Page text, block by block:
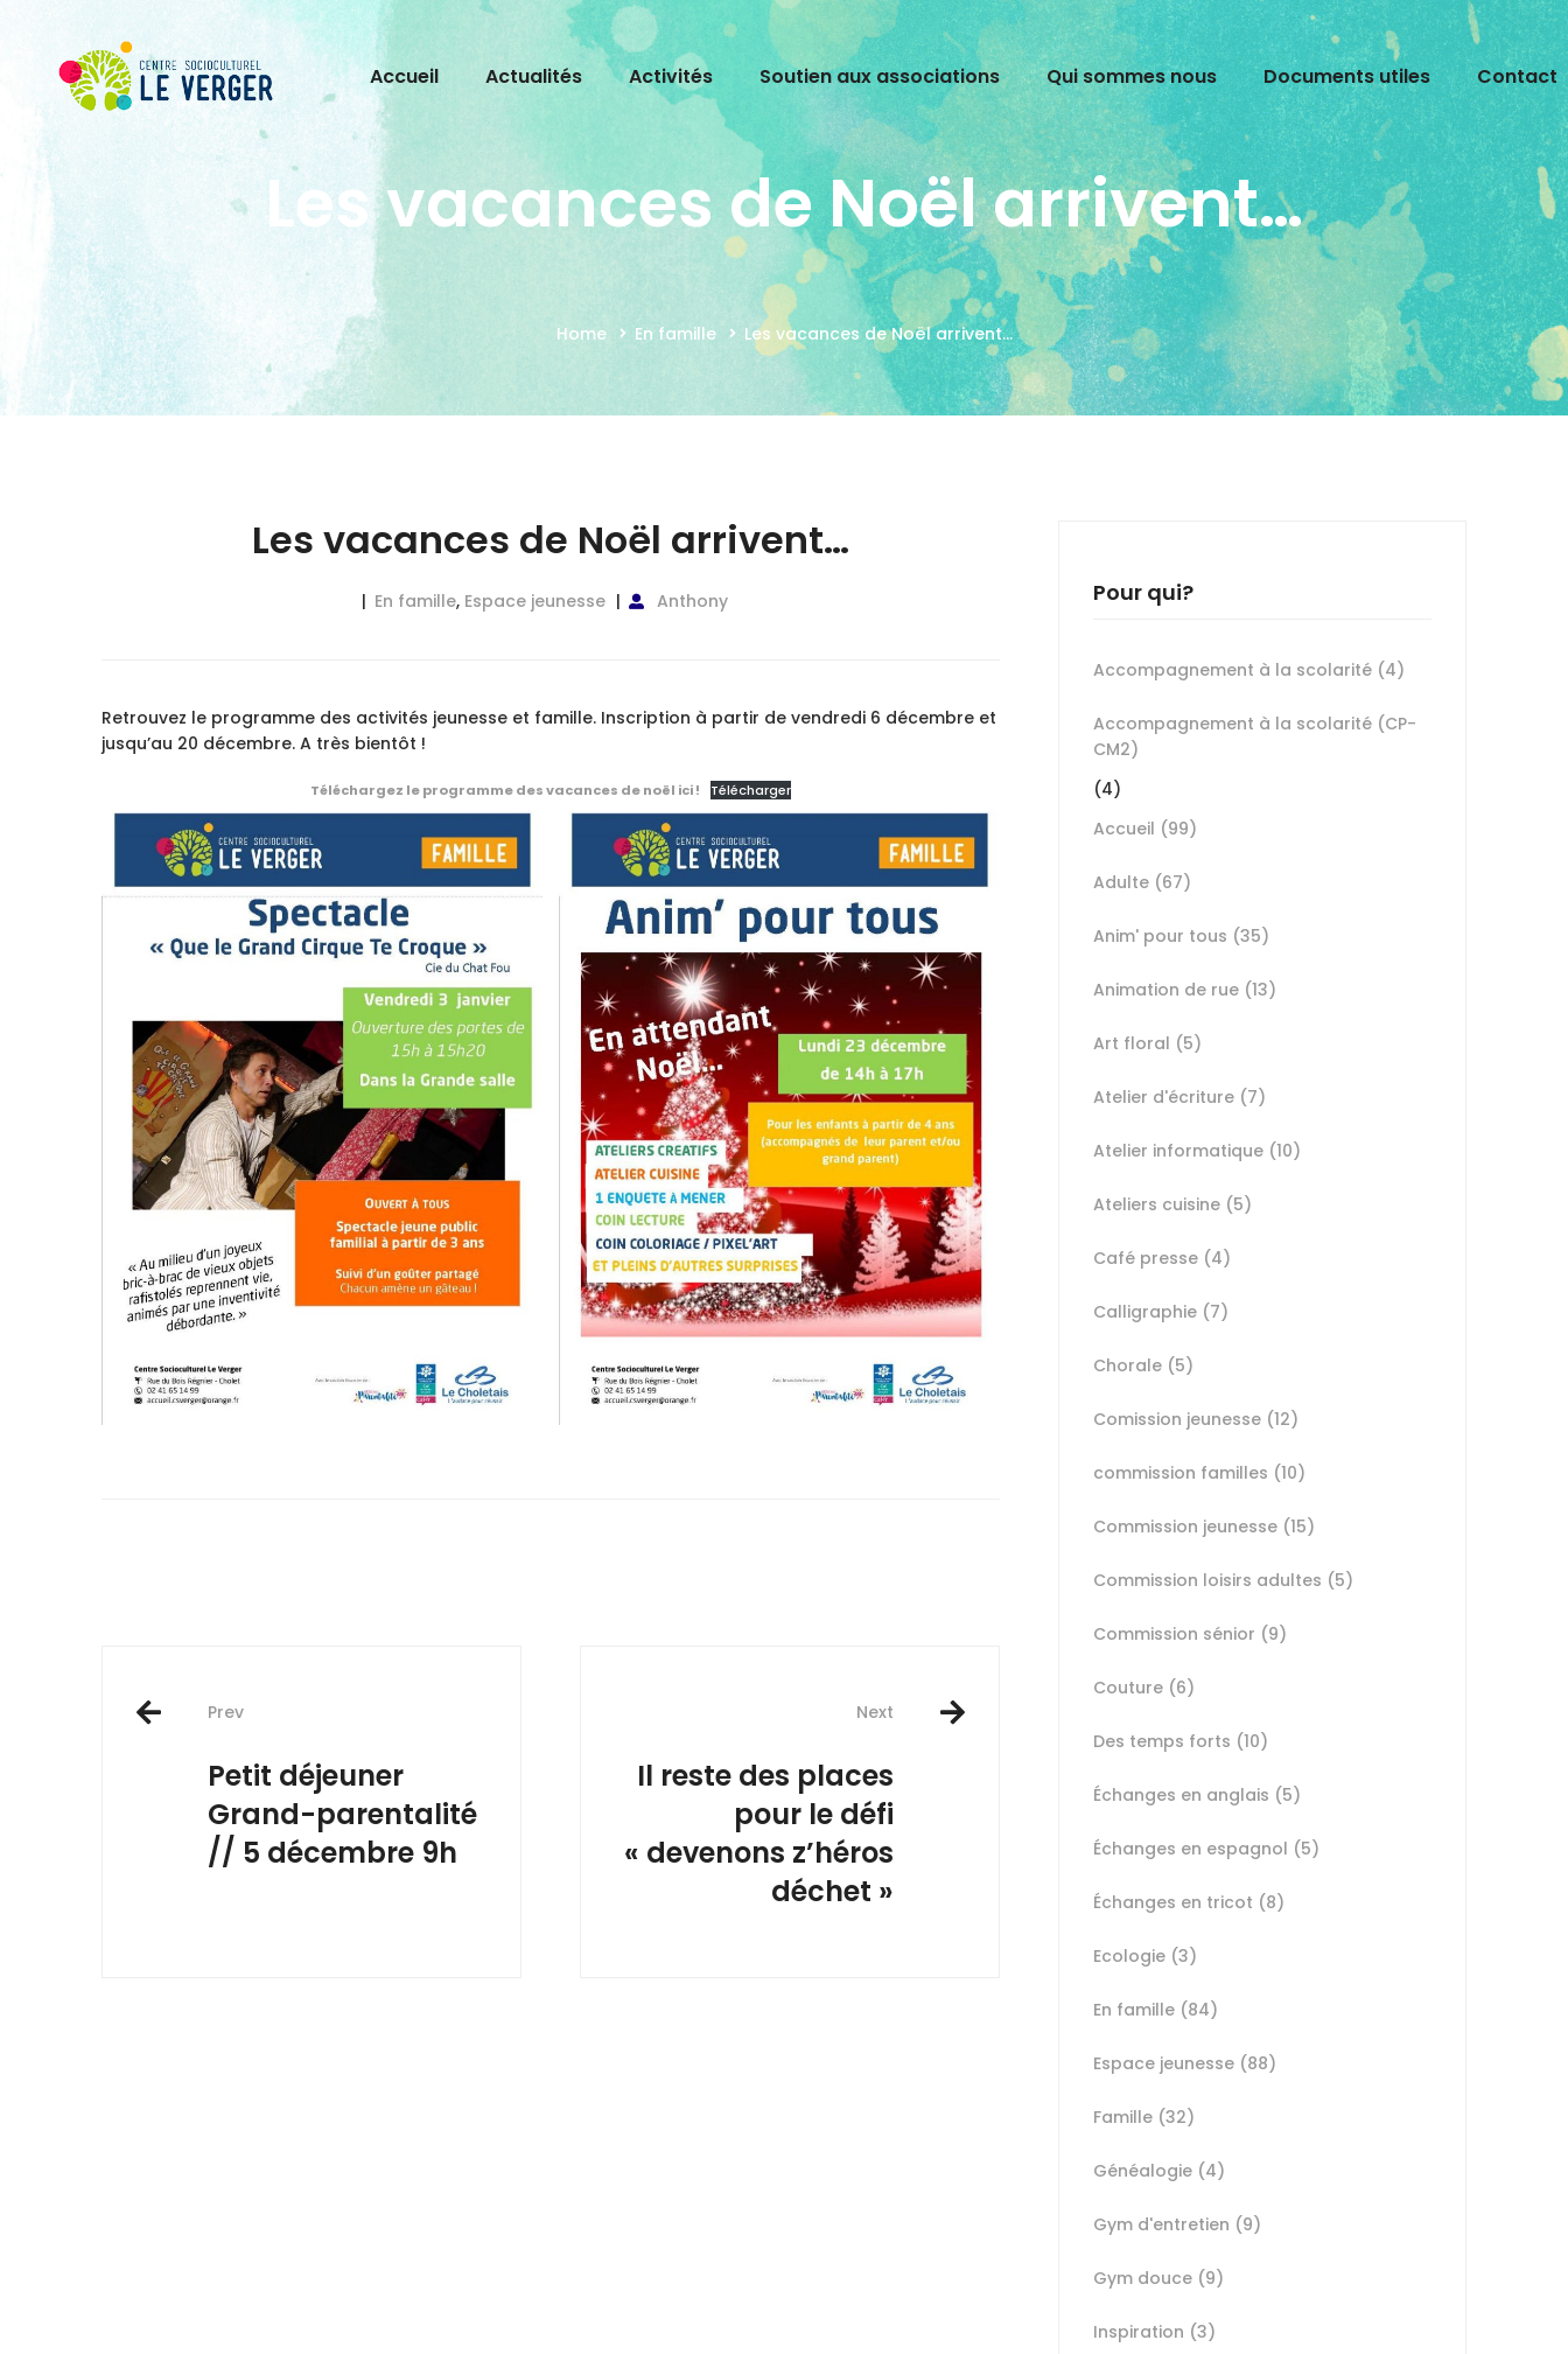
Accueil Actualités Activités Soutien aux associations Qui sommes nous Documents utiles Contact
Les vacances de Noël arrivent…
Home En famille Les vacances de Noël arrivent...
Les vacances de Noël arrivent…
En famille, Espace jeunesse Anthony
Retrouvez le programme des activités jeunesse et famille. Inscription à partir de vendredi 6 décembre et
jusqu’au 20 décembre. A très bientôt !
Téléchargez le programme des vacances de noël ici ! Télécharger
Post
navigation
Prev
Petit déjeuner
Grand-parentalité
// 5 décembre 9h
Next
Il reste des places
pour le défi
« devenons z’héros
déchet »
Pour qui?
Accompagnement à la scolarité (4)
Accompagnement à la scolarité (CP-
CM2)
(4)
Accueil (99)
Adulte (67)
Anim' pour tous (35)
Animation de rue (13)
Art floral (5)
Atelier d'écriture (7)
Atelier informatique (10)
Ateliers cuisine (5)
Café presse (4)
Calligraphie (7)
Chorale (5)
Comission jeunesse (12)
commission familles (10)
Commission jeunesse (15)
Commission loisirs adultes (5)
Commission sénior (9)
Couture (6)
Des temps forts (10)
Échanges en anglais (5)
Échanges en espagnol (5)
Échanges en tricot (8)
Ecologie (3)
En famille (84)
Espace jeunesse (88)
Famille (32)
Généalogie (4)
Gym d'entretien (9)
Gym douce (9)
Inspiration (3)